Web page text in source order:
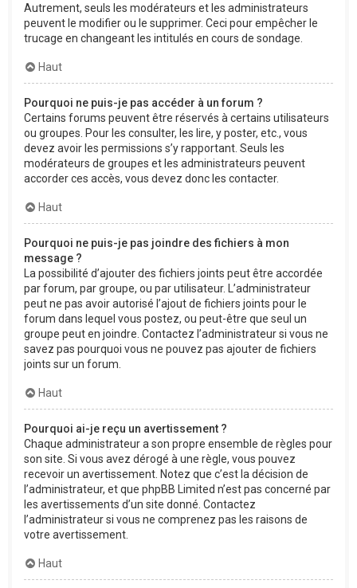
Autrement, seuls les modérateurs et les administrateurs
peuvent le modifier ou le supprimer. Ceci pour empêcher le
trucage en changeant les intitulés en cours de sondage.
Haut
Pourquoi ne puis-je pas accéder à un forum ?
Certains forums peuvent être réservés à certains utilisateurs
ou groupes. Pour les consulter, les lire, y poster, etc., vous
devez avoir les permissions s’y rapportant. Seuls les
modérateurs de groupes et les administrateurs peuvent
accorder ces accès, vous devez donc les contacter.
Haut
Pourquoi ne puis-je pas joindre des fichiers à mon
message ?
La possibilité d’ajouter des fichiers joints peut être accordée
par forum, par groupe, ou par utilisateur. L’administrateur
peut ne pas avoir autorisé l’ajout de fichiers joints pour le
forum dans lequel vous postez, ou peut-être que seul un
groupe peut en joindre. Contactez l’administrateur si vous ne
savez pas pourquoi vous ne pouvez pas ajouter de fichiers
joints sur un forum.
Haut
Pourquoi ai-je reçu un avertissement ?
Chaque administrateur a son propre ensemble de règles pour
son site. Si vous avez dérogé à une règle, vous pouvez
recevoir un avertissement. Notez que c’est la décision de
l’administrateur, et que phpBB Limited n’est pas concerné par
les avertissements d’un site donné. Contactez
l’administrateur si vous ne comprenez pas les raisons de
votre avertissement.
Haut